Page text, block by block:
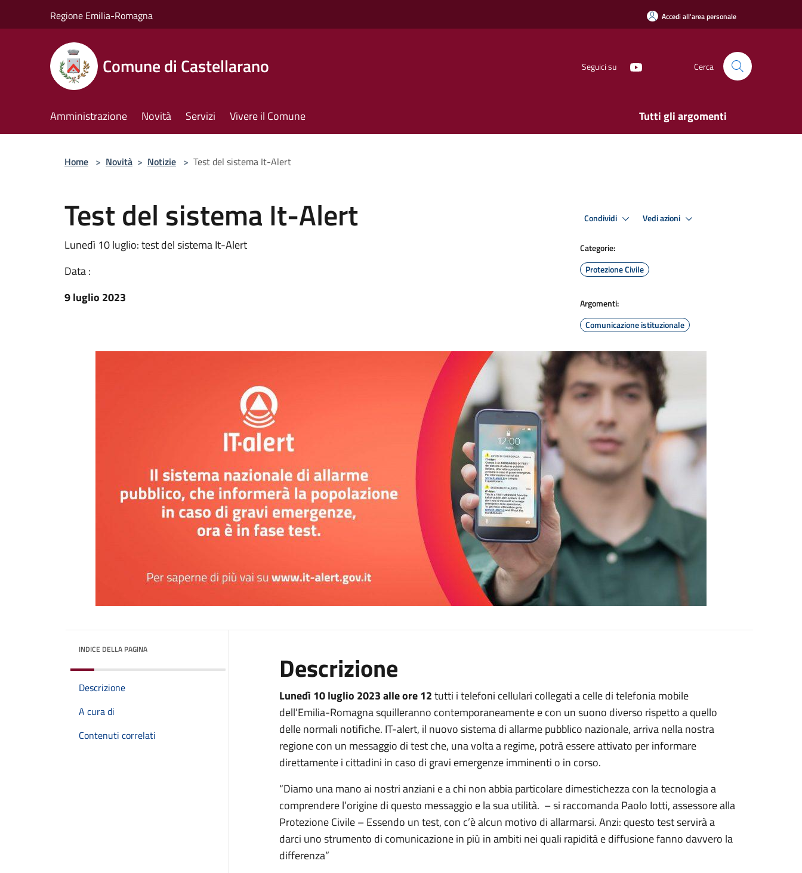
Regione Emilia-Romagna Accedi all'area personale
Comune di Castellarano Seguici su Cerca
Amministrazione Novità Servizi Vivere il Comune Tutti gli argomenti
Home > Novità > Notizie > Test del sistema It-Alert
Test del sistema It-Alert
Lunedì 10 luglio: test del sistema It-Alert
Data :
9 luglio 2023
Condividi Vedi azioni
Categorie:
Protezione Civile
Argomenti:
Comunicazione istituzionale
INDICE DELLA PAGINA
Descrizione
A cura di
Contenuti correlati
Descrizione
Lunedì 10 luglio 2023 alle ore 12tutti i telefoni cellulari collegati a celle di telefonia mobile
dell’Emilia-Romagna squilleranno contemporaneamente e con un suono diverso rispetto a quello
delle normali notifiche. IT-alert, il nuovo sistema di allarme pubblico nazionale, arriva nella nostra
regione con un messaggio di test che, una volta a regime, potrà essere attivato per informare
direttamente i cittadini in caso di gravi emergenze imminenti o in corso.
“Diamo una mano ai nostri anziani e a chi non abbia particolare dimestichezza con la tecnologia a
comprendere l’origine di questo messaggio e la sua utilità. – si raccomanda Paolo Iotti, assessore alla
Protezione Civile – Essendo un test, con c’è alcun motivo di allarmarsi. Anzi: questo test servirà a
darci uno strumento di comunicazione in più in ambiti nei quali rapidità e diffusione fanno davvero la
differenza”